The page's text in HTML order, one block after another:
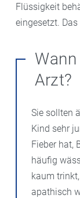
Flüssigkeit
eingesetzt.
Arzt?
Sie sollten
Kind sehr
Fieber hat,
häufig
kaum
apathisch